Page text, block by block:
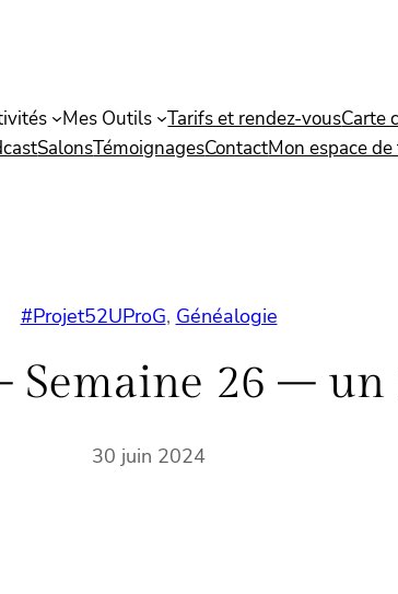
Mes Outils Tarifs et rendez-vousCarte
SalonsTémoignagesContactMon espace
#Projet52UProG, Généalogie
26 – un
30 juin 2024